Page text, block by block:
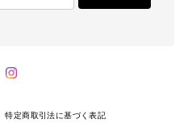
特定商取引法に基づく表記